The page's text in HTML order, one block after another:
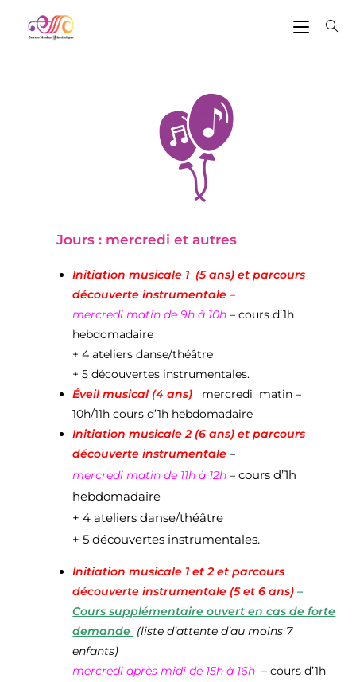
Jours : mercredi et autres
Initiation musicale 1 (5 ans) et parcours
découverte instrumentale–
mercredi matin de 9h à 10h– cours d’1h
hebdomadaire
+ 4 ateliers danse/théâtre
+ 5 découvertes instrumentales.
Éveil musical (4 ans)
mercredi matin –
10h/11h cours d’1h hebdomadaire
Initiation musicale2 (6 ans) et parcours
découverte instrumentale–
mercredi matin de 11h à 12h–cours d’1h
hebdomadaire
+ 4 ateliers danse/théâtre
+ 5 découvertes instrumentales.
Initiation musicale 1 et 2 et parcours
découverte instrumentale (5 et 6 ans) –
Cours supplémentaire ouvert en cas de forte
demande (liste d’attente d’au moins 7
enfants)
mercredi après midi de 15h à 16h – cours d’1h